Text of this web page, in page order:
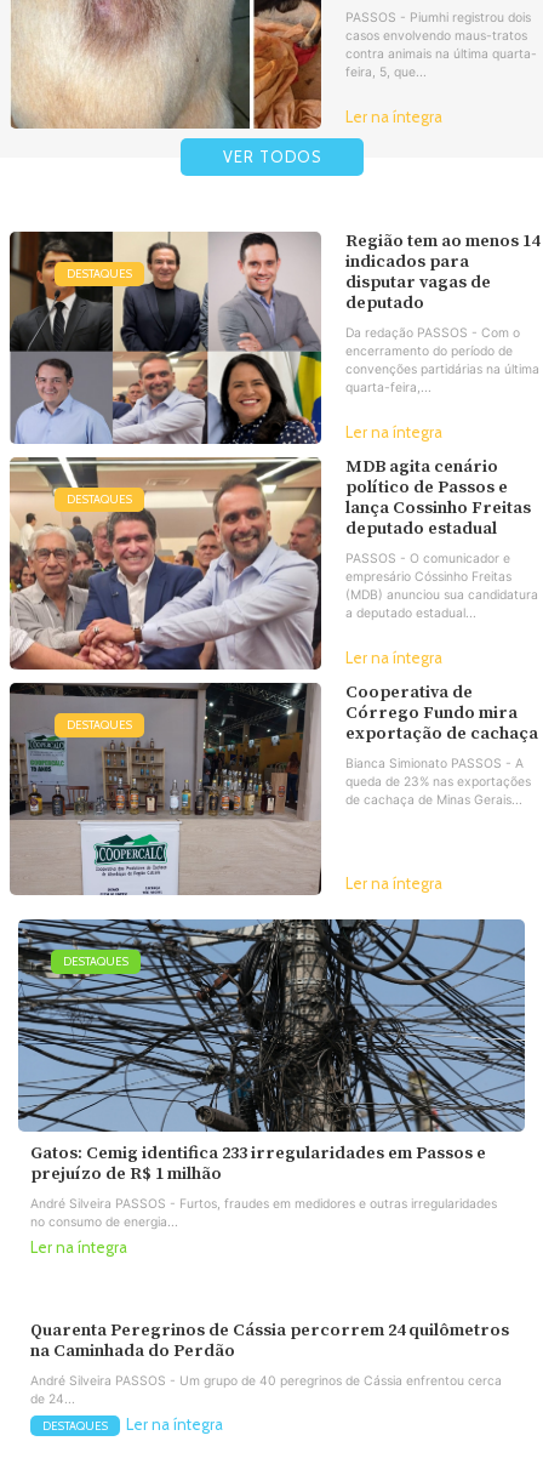
PASSOS - Piumhi registrou dois
casos envolvendo maus-tratos
contra animais na última quarta-
feira, 5, que...
Ler na íntegra
VER TODOS
DESTAQUES
Região tem ao menos 14
indicados para
disputar vagas de
deputado
Da redação PASSOS - Com o
encerramento do período de
convenções partidárias na última
quarta-feira,...
Ler na íntegra
DESTAQUES
MDB agita cenário
político de Passos e
lança Cossinho Freitas
deputado estadual
PASSOS - O comunicador e
empresário Cóssinho Freitas
(MDB) anunciou sua candidatura
a deputado estadual...
Ler na íntegra
DESTAQUES
Cooperativa de
Córrego Fundo mira
exportação de cachaça
Bianca Simionato PASSOS - A
queda de 23% nas exportações
de cachaça de Minas Gerais...
Ler na íntegra
DESTAQUES
Gatos: Cemig identifica 233 irregularidades em Passos e
prejuízo de R$ 1 milhão
André Silveira PASSOS - Furtos, fraudes em medidores e outras irregularidades
no consumo de energia...
Ler na íntegra
Quarenta Peregrinos de Cássia percorrem 24 quilômetros
na Caminhada do Perdão
André Silveira PASSOS - Um grupo de 40 peregrinos de Cássia enfrentou cerca
de 24...
DESTAQUES Ler na íntegra